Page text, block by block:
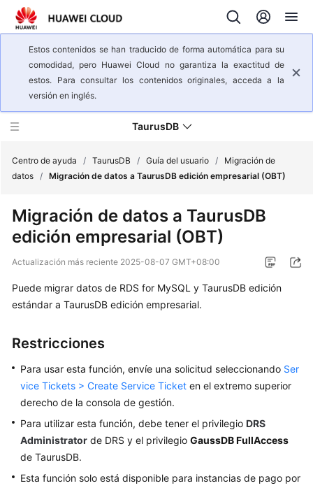
Estos contenidos se han traducido de forma automática para su
comodidad, pero Huawei Cloud no garantiza la exactitud de
estos. Para consultar los contenidos originales, acceda a la
versión en inglés.
TaurusDB
general
del
Pasos
iniciales
del
Gestión
de
permisos
Compra
de
Centro de ayuda / TaurusDB / Guía del usuario /
Migración de
datos / Migración de datos a TaurusDB edición empresarial (OBT)
Migración de datos a TaurusDB
edición empresarial (OBT)
Actualización más reciente 2025-08-07 GMT+08:00
Puede migrar datos de RDS for MySQL y TaurusDB edición
estándar a TaurusDB edición empresarial.
Restricciones
Para usar esta función, envíe una solicitud seleccionando Ser
vice Tickets > Create Service Ticket en el extremo superior
derecho de la consola de gestión.
Para utilizar esta función, debe tener el privilegio DRS
Administrator de DRS y el privilegio GaussDB FullAccess
de TaurusDB.
Esta función solo está disponible para instancias de pago por